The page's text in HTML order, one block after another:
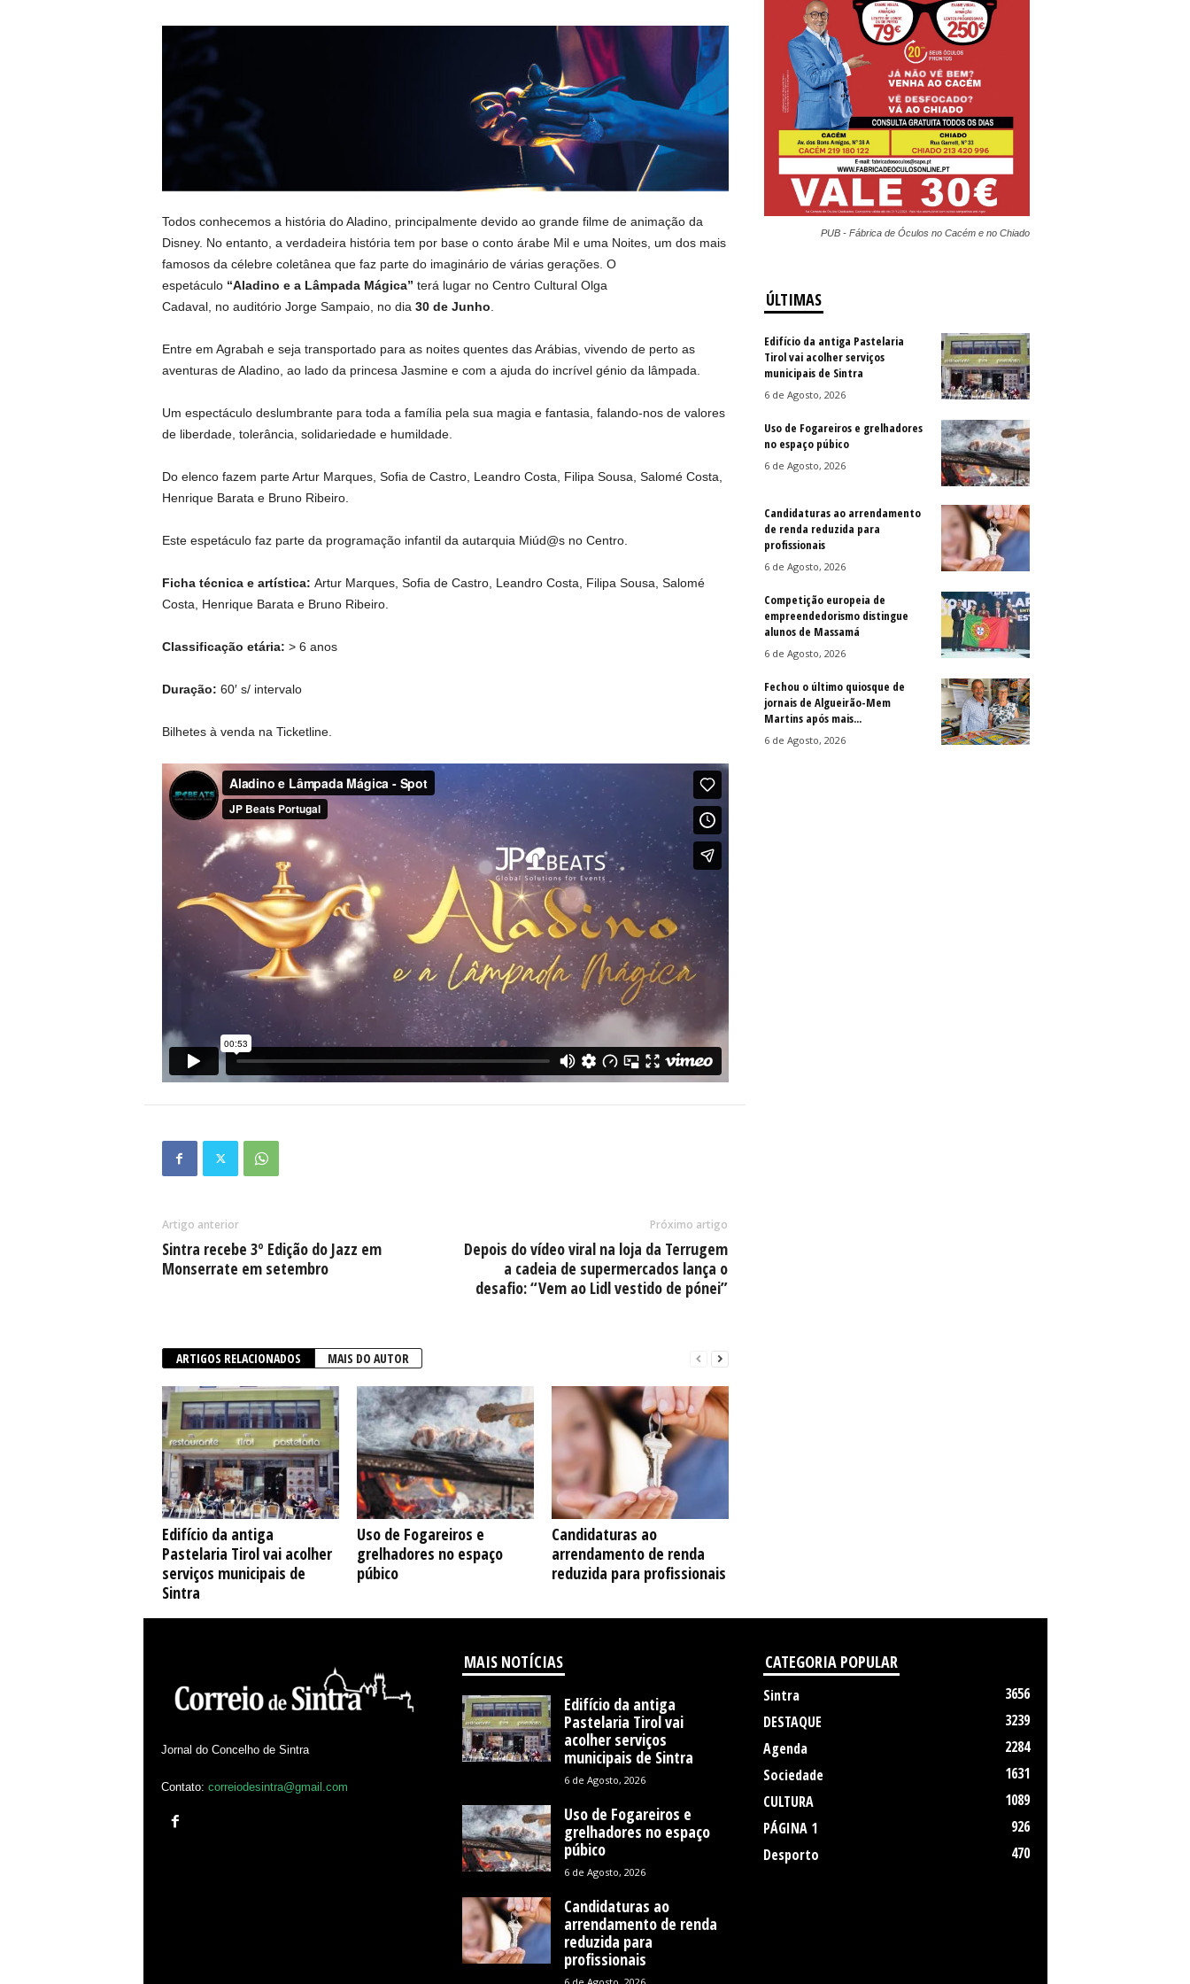
Todos conhecemos a história do Aladino, principalmente devido ao grande filme de animação da
Disney. No entanto, a verdadeira história tem por base o conto árabe Mil e uma Noites, um dos mais
famosos da célebre coletânea que faz parte do imaginário de várias gerações. O
espetáculo“Aladino e a Lâmpada Mágica” terá lugar no Centro Cultural Olga
Cadaval, no auditório Jorge Sampaio, no dia 30 de Junho
Entre em Agrabah e seja transportado para as noites quentes das Arábias, vivendo de perto as
aventuras de Aladino, ao lado da princesa Jasmine e com a ajuda do incrível génio da lâmpada.
Um espectáculo deslumbrante para toda a família pela sua magia e fantasia, falando-nos de valores
de liberdade, tolerância, solidariedade e humildade.
Do elenco fazem parte Artur Marques, Sofia de Castro, Leandro Costa, Filipa Sousa, Salomé Costa,
Henrique Barata e Bruno Ribeiro.
Este espetáculo faz parte da programação infantil da autarquia Miúd@s no Centro.
Ficha técnica e artística: Artur Marques, Sofia de Castro, Leandro Costa, Filipa Sousa, Salomé
Costa, Henrique Barata e Bruno Ribeiro.
Classificação etária: > 6 anos
Duração: 60′ s/ intervalo
Bilhetes à venda na Ticketline.
Artigo anterior
Sintra recebe 3º Edição do Jazz em
Monserrate em setembro
Próximo artigo
Depois do vídeo viral na loja da Terrugem
a cadeia de supermercados lança o
desafio: “Vem ao Lidl vestido de pónei”
ARTIGOS RELACIONADOS MAIS DO AUTOR
Edifício da antiga
Pastelaria Tirol vai acolher
serviços municipais de
Sintra
Uso de Fogareiros e
grelhadores no espaço
púbico
Candidaturas ao
arrendamento de renda
reduzida para profissionais
PUB - Fábrica de Óculos no Cacém e no Chiado
ÚLTIMAS
Edifício da antiga Pastelaria
Tirol vai acolher serviços
municipais de Sintra
6 de Agosto, 2026
Uso de Fogareiros e grelhadores
no espaço púbico
6 de Agosto, 2026
Candidaturas ao arrendamento
de renda reduzida para
profissionais
6 de Agosto, 2026
Competição europeia de
empreendedorismo distingue
alunos de Massamá
6 de Agosto, 2026
Fechou o último quiosque de
jornais de Algueirão-Mem
Martins após mais...
6 de Agosto, 2026
Jornal do Concelho de Sintra
Contato: correiodesintra@gmail.com
MAIS NOTÍCIAS
Edifício da antiga
Pastelaria Tirol vai
acolher serviços
municipais de Sintra
6 de Agosto, 2026
Uso de Fogareiros e
grelhadores no espaço
púbico
6 de Agosto, 2026
Candidaturas ao
arrendamento de renda
reduzida para
profissionais
CATEGORIA POPULAR
Sintra
3656
DESTAQUE
3239
Agenda
2284
Sociedade
1631
CULTURA
1089
PÁGINA 1
926
Desporto
470